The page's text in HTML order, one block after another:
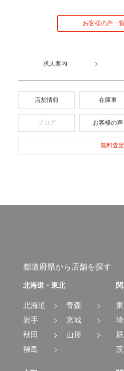
お客様の声一
求人案内
店舗情報 在庫車
ブログ お客様の声
無料査定
都道府県から店舗を探す
北海道・東北
北海道
青森
岩手
宮城
秋田
山形
福島